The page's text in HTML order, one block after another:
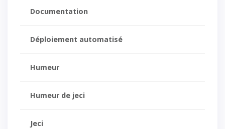
Documentation
Déploiement automatisé
Humeur
Humeur de jeci
Jeci